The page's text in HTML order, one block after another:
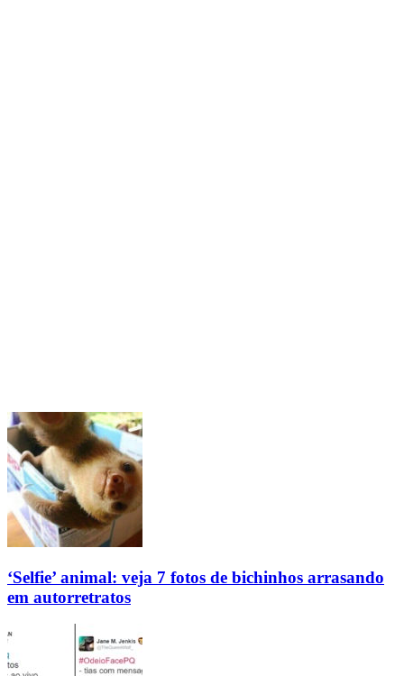
‘Selfie’ animal: veja 7 fotos de bichinhos arrasando
em autorretratos